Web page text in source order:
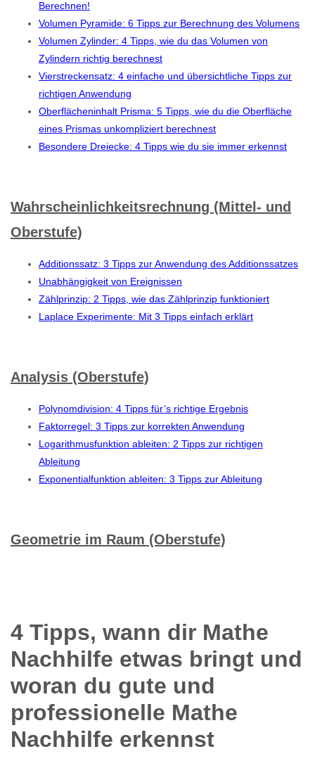
Berechnen!
Volumen Pyramide: 6 Tipps zur Berechnung des Volumens
Volumen Zylinder: 4 Tipps, wie du das Volumen von
Zylindern richtig berechnest
Vierstreckensatz: 4 einfache und übersichtliche Tipps zur
richtigen Anwendung
Oberflächeninhalt Prisma: 5 Tipps, wie du die Oberfläche
eines Prismas unkompliziert berechnest
Besondere Dreiecke: 4 Tipps wie du sie immer erkennst
Wahrscheinlichkeitsrechnung (Mittel- und
Oberstufe)
Additionssatz: 3 Tipps zur Anwendung des Additionssatzes
Unabhängigkeit von Ereignissen
Zählprinzip: 2 Tipps, wie das Zählprinzip funktioniert
Laplace Experimente: Mit 3 Tipps einfach erklärt
Analysis (Oberstufe)
Polynomdivision: 4 Tipps für’s richtige Ergebnis
Faktorregel: 3 Tipps zur korrekten Anwendung
Logarithmusfunktion ableiten: 2 Tipps zur richtigen
Ableitung
Exponentialfunktion ableiten: 3 Tipps zur Ableitung
Geometrie im Raum (Oberstufe)
4 Tipps, wann dir Mathe
Nachhilfe etwas bringt und
woran du gute und
professionelle Mathe
Nachhilfe erkennst